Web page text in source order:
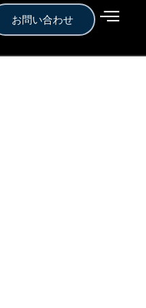
お問い合わせ